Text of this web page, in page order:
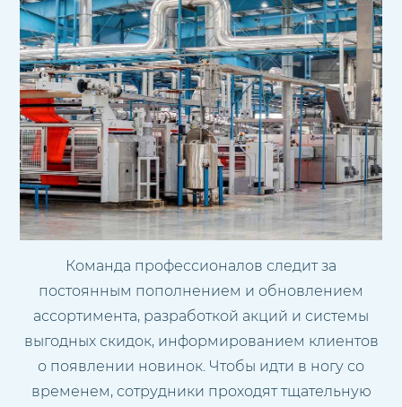
Команда профессионалов следит за
постоянным пополнением и обновлением
ассортимента, разработкой акций и системы
выгодных скидок, информированием клиентов
о появлении новинок. Чтобы идти в ногу со
временем, сотрудники проходят тщательную